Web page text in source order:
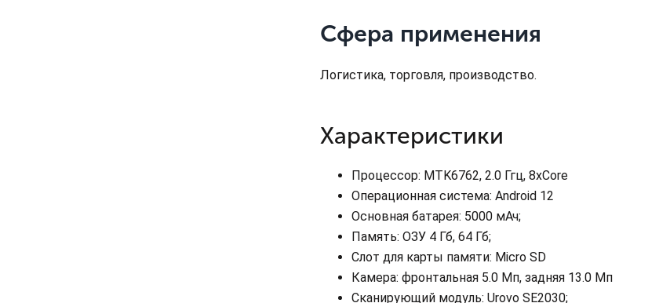
Сфера применения
Логистика, торговля, производство.
Характеристики
Процессор: MTK6762, 2.0 Ггц, 8xCore
Операционная система: Android 12
Основная батарея: 5000 мАч;
Память: ОЗУ 4 Гб, 64 Гб;
Слот для карты памяти: Micro SD
Камера: фронтальная 5.0 Мп, задняя 13.0 Мп
Сканирующий модуль: Urovo SE2030;